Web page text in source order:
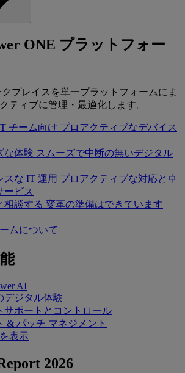
ONE プラットフォー
プレイスを単一プラットフォームにま
ティブに管理・最適化します。
チーム向け プロアクティブなデバイス
な体験 スムーズで中断の無いデジタル
スな IT 運用 プロアクティブな対応と卓
ービス
相談する 変革の準備はできています
ムについて
AI
デジタル体験
サポートとコントロール
& パッチ マネジメント
表示
2026